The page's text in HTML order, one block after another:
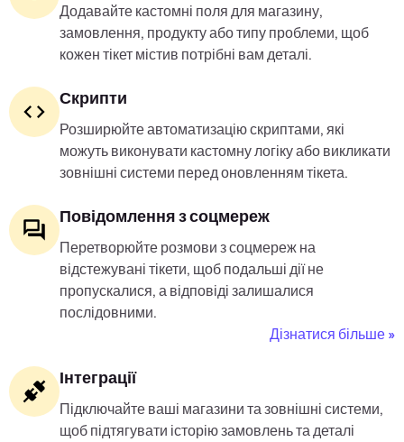
Додавайте кастомні поля для магазину,
замовлення, продукту або типу проблеми, щоб
кожен тікет містив потрібні вам деталі.
Скрипти
Розширюйте автоматизацію скриптами, які
можуть виконувати кастомну логіку або викликати
зовнішні системи перед оновленням тікета.
Повідомлення з соцмереж
Перетворюйте розмови з соцмереж на
відстежувані тікети, щоб подальші дії не
пропускалися, а відповіді залишалися
послідовними.
Дізнатися більше »
Інтеграції
Підключайте ваші магазини та зовнішні системи,
щоб підтягувати історію замовлень та деталі